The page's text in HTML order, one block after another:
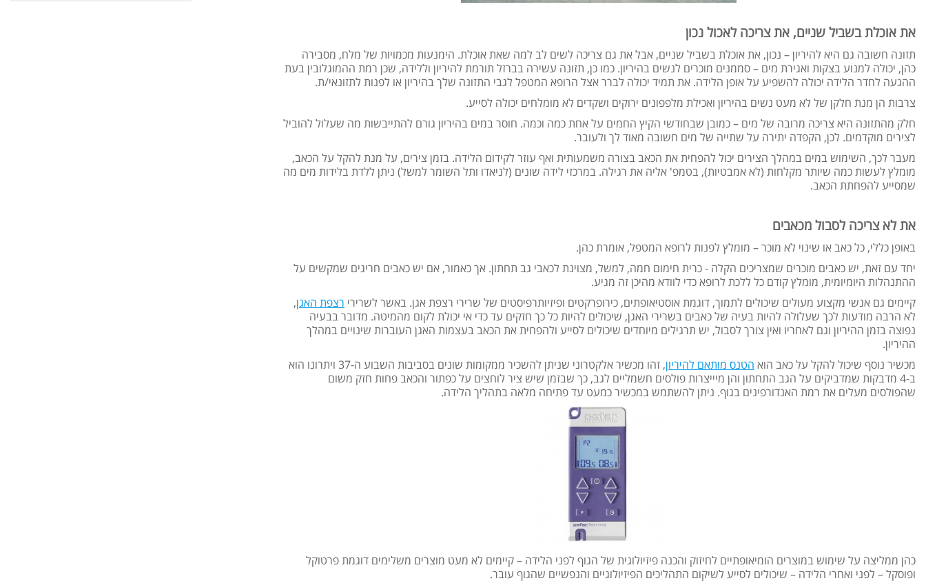
את אוכלת בשביל שניים, את צריכה לאכול נכון
תזונה חשובה גם היא להיריון – נכון, את אוכלת בשביל שניים, אבל את גם צריכה לשים לב למה שאת אוכלת. הימנעות מכמויות של מלח, מסבירה
כהן, יכולה למנוע בצקות ואגירת מים – סממנים מוכרים לנשים בהיריון. כמו כן, תזונה עשירה בברזל תורמת להיריון וללידה, שכן רמת ההמוגלובין בעת
ההגעה לחדר הלידה יכולה להשפיע על אופן הלידה. את תמיד יכולה לברר אצל הרופא המטפל לגבי התזונה שלך בהיריון או לפנות לתזונאי/ת.
צרבות הן מנת חלקן של לא מעט נשים בהיריון ואכילת מלפפונים ירוקים ושקדים לא מומלחים יכולה לסייע.
חלק מהתזונה היא צריכה מרובה של מים – כמובן שבחודשי הקיץ החמים על אחת כמה וכמה. חוסר במים בהיריון גורם להתייבשות מה שעלול להוביל
לצירים מוקדמים. לכן, הקפדה יתירה על שתייה של מים חשובה מאוד לך ולעובר.
מעבר לכך, השימוש במים במהלך הצירים יכול להפחית את הכאב בצורה משמעותית ואף עוזר לקידום הלידה. בזמן צירים, על מנת להקל על הכאב,
מומלץ לעשות כמה שיותר מקלחות (לא אמבטיות), בטמפ' אליה את רגילה. במרכזי לידה שונים (לניאדו ותל השומר למשל) ניתן ללדת בלידות מים מה
שמסייע להפחתת הכאב.
את לא צריכה לסבול מכאבים
באופן כללי, כל כאב או שינוי לא מוכר – מומלץ לפנות לרופא המטפל, אומרת כהן.
יחד עם זאת, יש כאבים מוכרים שמצריכים הקלה - כרית חימום חמה, למשל, מצוינת לכאבי גב תחתון. אך כאמור, אם יש כאבים חריגים שמקשים על
ההתנהלות היומיומית, מומלץ קודם כל ללכת לרופא כדי לוודא מהיכן זה מגיע.
קיימים גם אנשי מקצוע מעולים שיכולים לתמוך, דוגמת אוסטיאופתים, כירופרקטים ופיזיותרפיסטים של שרירי רצפת אגן. באשר לשרירי רצפת האגן,
לא הרבה מודעות לכך שעלולה להיות בעיה של כאבים בשרירי האגן, שיכולים להיות כל כך חזקים עד כדי אי יכולת לקום מהמיטה. מדובר בבעיה
נפוצה בזמן ההיריון וגם לאחריו ואין צורך לסבול, יש תרגילים מיוחדים שיכולים לסייע ולהפחית את הכאב בעצמות האגן העוברות שינויים במהלך
ההיריון.
מכשיר נוסף שיכול להקל על כאב הוא הטנס מותאם להיריון
, זהו מכשיר אלקטרוני שניתן להשכיר ממקומות שונים בסביבות השבוע ה-37 ויתרונו הוא
ב-4 מדבקות שמדביקים על הגב התחתון והן מיייצרות פולסים חשמליים לגב, כך שבזמן שיש ציר לוחצים על כפתור והכאב פחות חזק משום
שהפולסים מעלים את רמת האנדורפינים בגוף. ניתן להשתמש במכשיר כמעט עד פתיחה מלאה בתהליך הלידה.
כהן ממליצה על שימוש במוצרים הומיאופתיים לחיזוק והכנה פיזיולוגית של הגוף לפני הלידה – קיימים לא מעט מוצרים משלימים דוגמת פרטוקל
ופוסקל – לפני ואחרי הלידה – שיכולים לסייע לשיקום התהליכים הפיזיולוגיים והנפשיים שהגוף עובר.